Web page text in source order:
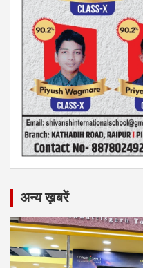
अन्य ख़बरें